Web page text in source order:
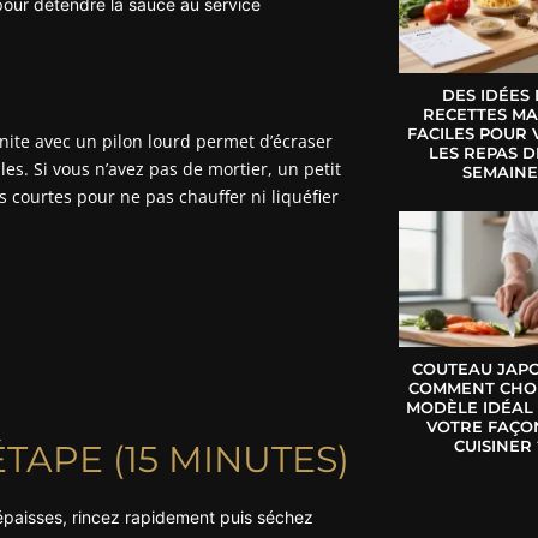
détendre la sauce au service
avec un pilon lourd permet d’écraser
Si vous n’avez pas de mortier, un petit
pour ne pas chauffer ni liquéfier
(15 MINUTES)
rincez rapidement puis séchez
DES IDÉES
RECETTES
FACILES POUR
LES REPAS
SEMAINE
COUTEAU
COMMENT
MODÈLE IDÉAL
VOTRE
CUISINER